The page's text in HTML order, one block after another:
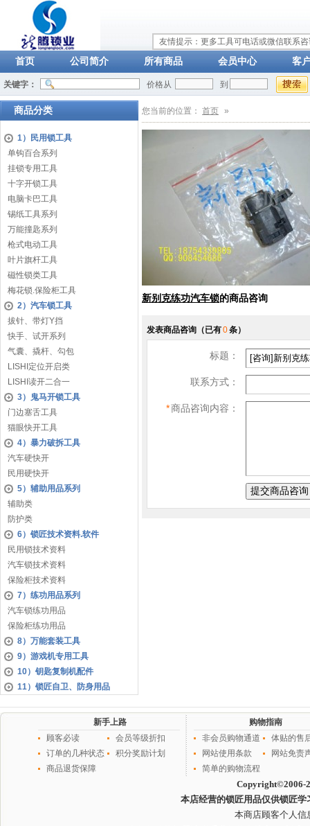
友情提示：更多工具可电话或微信联系
首页 公司简介 所有商品 会员中心 客
关键字： 价格从 到
商品分类
1）民用锁工具
单钩百合系列
挂锁专用工具
十字开锁工具
电脑卡巴工具
锡纸工具系列
万能撞匙系列
枪式电动工具
叶片旗杆工具
磁性锁类工具
梅花锁.保险柜工具
2）汽车锁工具
拔针、带灯Y挡
快手、试开系列
气囊、撬杆、勾包
LISHI定位开启类
LISHI读开二合一
3）鬼马开锁工具
门边塞舌工具
猫眼快开工具
4）暴力破拆工具
汽车硬快开
民用硬快开
5）辅助用品系列
辅助类
防护类
6）锁匠技术资料.软件
民用锁技术资料
汽车锁技术资料
保险柜技术资料
7）练功用品系列
汽车锁练功用品
保险柜练功用品
8）万能套装工具
9）游戏机专用工具
10）钥匙复制机配件
11）锁匠自卫、防身用品
您当前的位置： 首页 »
新别克练功汽车锁的商品咨询
发表商品咨询 （已有0条）
标题：
联系方式：
*商品咨询内容：
新手上路
顾客必读
会员等级折扣
订单的几种状态
积分奖励计划
商品退货保障
购物指南
非会员购物通道
体贴的售
网站使用条款
网站免责
简单的购物流程
Copyright©2006-
本店经营的锁匠用品仅供锁匠
本商店顾客个人信